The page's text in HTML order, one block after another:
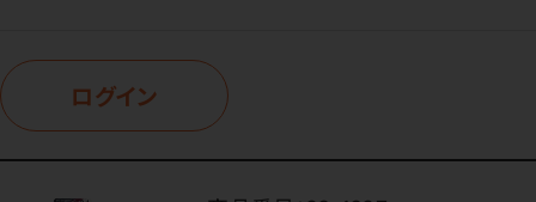
ログイン